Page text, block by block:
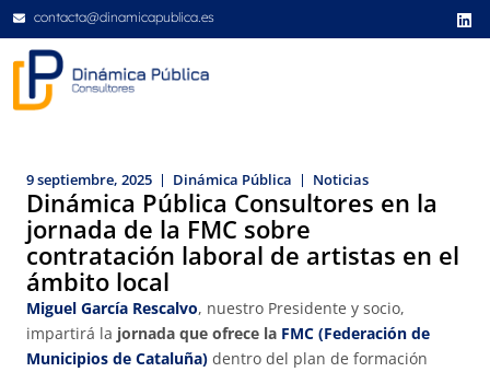
contacta@dinamicapublica.es
9 septiembre, 2025 Dinámica Pública Noticias
Dinámica Pública Consultores en la
jornada de la FMC sobre
contratación laboral de artistas en el
ámbito local
Miguel García Rescalvo, nuestro Presidente y socio,
impartirá la jornada que ofrece la FMC (Federación de
Municipios de Cataluña) dentro del plan de formación